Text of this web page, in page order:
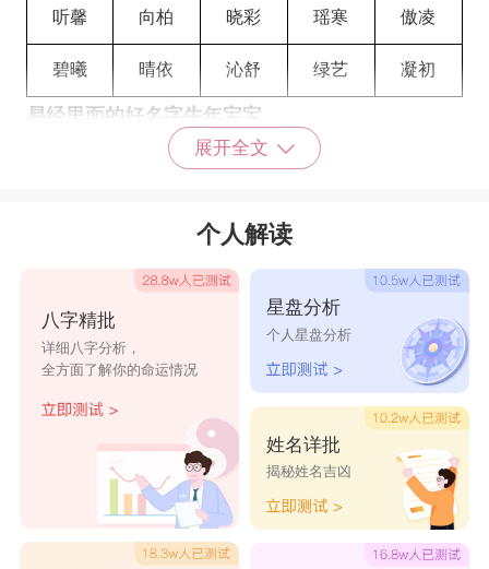
听馨 向柏 晓彩 瑶寒 傲凌
碧曦 晴依 沁舒 绿艺 凝初
易经里面的好名字牛年宝宝
曼青 代珊
雨雯 妤言 攸良 冰玉
书萱 绿海 向芳
沛儿 束吉 灵灵 晓非
茹吉 旖旎
荣霞 佑珍 寄娥 晴兔
漫茜 缘慧 觅茵 念觅
展开全文
个人解读
八字精批
详细八字分析，
全方面了解你的命运情况
星盘分析
个人星盘分析
姓名详批
揭秘姓名吉凶